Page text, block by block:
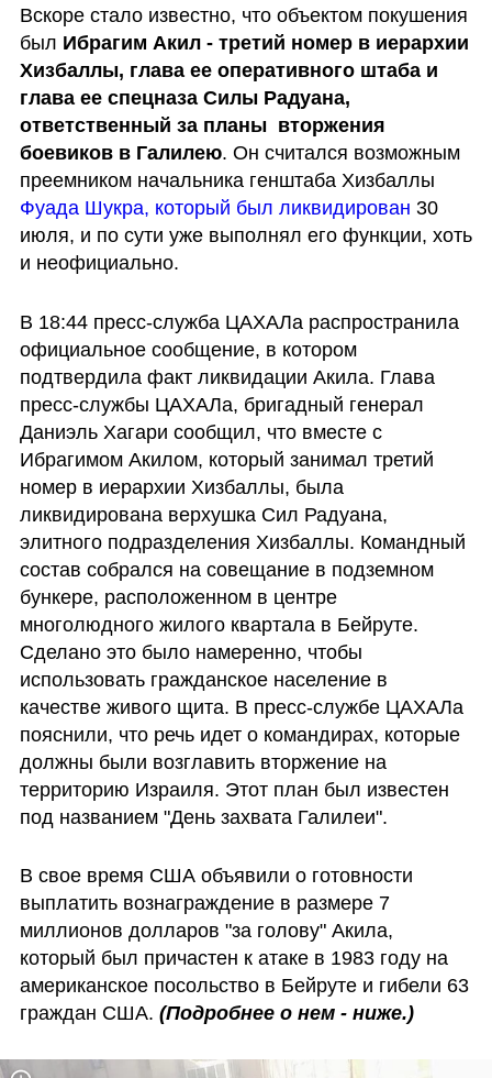
Вскоре стало известно, что объектом покушения
был Ибрагим Акил - третий номер в иерархии
Хизбаллы, глава ее оперативного штаба и
глава ее спецназа Силы Радуана,
ответственный за планы  вторжения
боевиков в Галилею. Он считался возможным
Фуада Шукра, который был ликвидирован 30
июля, и по сути уже выполнял его функции, хоть
и неофициально.
В 18:44 пресс-служба ЦАХАЛа распространила
официальное сообщение, в котором
подтвердила факт ликвидации Акила. Глава
пресс-службы ЦАХАЛа, бригадный генерал
Даниэль Хагари сообщил, что вместе с
Ибрагимом Акилом, который занимал третий
номер в иерархии Хизбаллы, была
ликвидирована верхушка Сил Радуана,
элитного подразделения Хизбаллы. Командный
состав собрался на совещание в подземном
бункере, расположенном в центре
многолюдного жилого квартала в Бейруте.
Сделано это было намеренно, чтобы
использовать гражданское население в
качестве живого щита. В пресс-службе ЦАХАЛа
пояснили, что речь идет о командирах, которые
должны были возглавить вторжение на
территорию Израиля. Этот план был известен
под названием "День захвата Галилеи".
В свое время США объявили о готовности
выплатить вознаграждение в размере 7
миллионов долларов "за голову" Акила,
который был причастен к атаке в 1983 году на
американское посольство в Бейруте и гибели 63
граждан США. (Подробнее о нем - ниже.)